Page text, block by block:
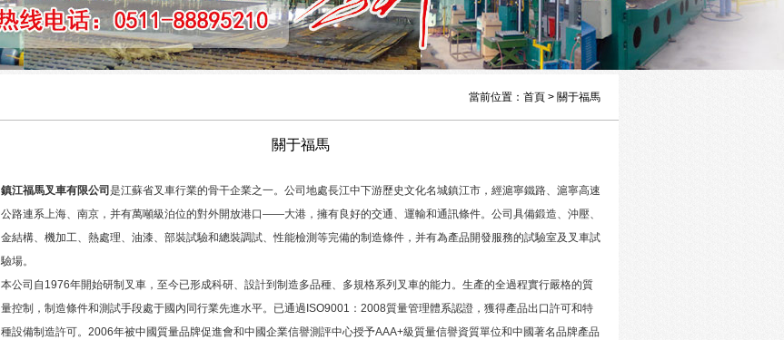
當前位置： 首頁 > 關于福馬
關于福馬
鎮江福馬叉車有限公司 是江蘇省叉車行業的骨干企業之一。公司地處長江中下游歷史文化名城鎮江市，經滬寧鐵路、滬寧高速
公路連系上海、南京，并有萬噸級泊位的對外開放港口——大港，擁有良好的交通、運輸和通訊條件。公司具備鍛造、沖壓、
金結構、機加工、熱處理、油漆、部裝試驗和總裝調試、性能檢測等完備的制造條件，并有為產品開發服務的試驗室及叉車試
驗場。
本公司自1976年開始研制叉車，至今已形成科研、設計到制造多品種、多規格系列叉車的能力。生產的全過程實行嚴格的質
量控制，制造條件和測試手段處于國內同行業先進水平。已通過ISO9001：2008質量管理體系認證，獲得產品出口許可和特
種設備制造許可。2006年被中國質量品牌促進會和中國企業信譽測評中心授予AAA+級質量信譽資質單位和中國著名品牌產品